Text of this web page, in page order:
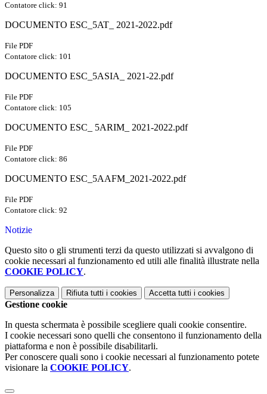
Contatore click: 91
DOCUMENTO ESC_5AT_ 2021-2022.pdf
File PDF
Contatore click: 101
DOCUMENTO ESC_5ASIA_ 2021-22.pdf
File PDF
Contatore click: 105
DOCUMENTO ESC_ 5ARIM_ 2021-2022.pdf
File PDF
Contatore click: 86
DOCUMENTO ESC_5AAFM_2021-2022.pdf
File PDF
Contatore click: 92
Notizie
Questo sito o gli strumenti terzi da questo utilizzati si avvalgono di
cookie necessari al funzionamento ed utili alle finalità illustrate nella
COOKIE POLICY.
Personalizza Rifiuta tutti i cookies Accetta tutti i cookies
Gestione cookie
In questa schermata è possibile scegliere quali cookie consentire.
I cookie necessari sono quelli che consentono il funzionamento della
piattaforma e non è possibile disabilitarli.
Per conoscere quali sono i cookie necessari al funzionamento potete
visionare la COOKIE POLICY.